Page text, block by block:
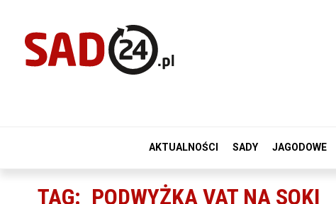
AKTUALNOŚCI SADY JAGODOWE
TAG: PODWYŻKA VAT NA SOKI